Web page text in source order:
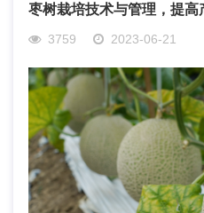
枣树栽培技术与管理，提高
3759 2023-06-21